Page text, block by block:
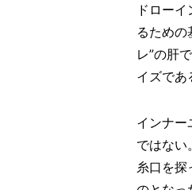
ドロー
るための
レ”の肝
イズであ
インナー
ではない
糸口を